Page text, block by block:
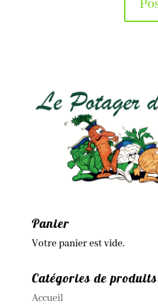
Panier
Votre panier est vide.
Catégories de produits
Accueil